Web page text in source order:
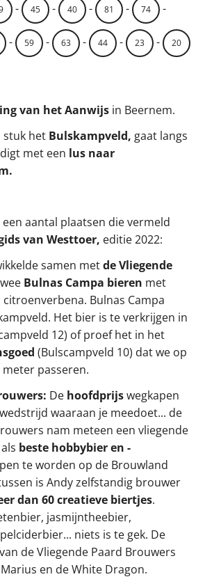
- 45 - 40 - 81 - 74 -
- 59 - 63 - 44 - 23 - 20
van het Aanwijs in Beernem.
stuk het Bulskampveld, gaat langs
met een lus naar
aantal plaatsen die vermeld
van Westtoer, editie 2022:
samen metde Vliegende
Bulnas Campa bieren met
Bulnas Campa
Het bier is te verkrijgen in
12) of proef het in het
(Bulscampveld 10) dat we op
passeren.
De hoofdprijswegkapen
waaraan je meedoet... de
nam meteen een vliegende
beste hobbybier en -
te worden op de Brouwland
is Andy zelfstandig brouwer
dan 60 creatieve biertjes.
jasmijntheebier,
niets is te gek. De
de Vliegende Paard Brouwers
en de White Dragon.